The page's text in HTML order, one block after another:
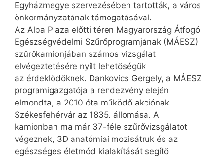
Egyházmegye szervezésében tartották, a város
önkormányzatának támogatásával.
Az Alba Plaza előtti téren Magyarország Átfogó
Egész­ségvédelmi Szűrőprogramjának (MÁESZ)
szűrőkamionjában számos vizsgálat
elvégeztetésére nyílt lehetőségük
az érdeklődőknek. Dankovics Ger­gely, a MÁESZ
programigazgatója a rendezvény elején
elmondta, a 2010 óta működő akciónak
Székesfehérvár az 1835. állomása. A
kamionban ma már 37-féle szűrővizsgálatot
végeznek, 3D anatómiai mozisátruk és az
egészséges életmód kialakítását segítő